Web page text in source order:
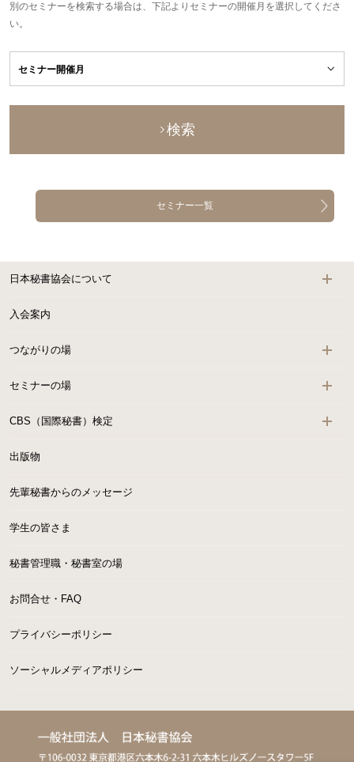
別のセミナーを検索する場合は、下記よりセミナーの開催月を選択してくださ
い。
検索
セミナー一覧
日本秘書協会について
入会案内
つながりの場
セミナーの場
CBS（国際秘書）検定
出版物
先輩秘書からのメッセージ
学生の皆さま
秘書管理職・秘書室の場
お問合せ・FAQ
プライバシーポリシー
ソーシャルメディアポリシー